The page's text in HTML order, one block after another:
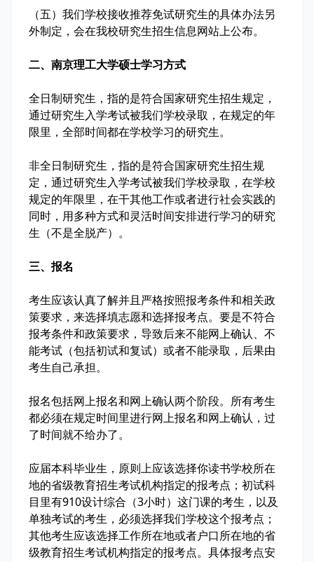
（五）我们学校接收推荐免试研究生的具体办法另
外制定，会在我校研究生招生信息网站上公布。
二、南京理工大学硕士学习方式
全日制研究生，指的是符合国家研究生招生规定，
通过研究生入学考试被我们学校录取，在规定的年
限里，全部时间都在学校学习的研究生。
非全日制研究生，指的是符合国家研究生招生规
定，通过研究生入学考试被我们学校录取，在学校
规定的年限里，在干其他工作或者进行社会实践的
同时，用多种方式和灵活时间安排进行学习的研究
生（不是全脱产）。
三、报名
考生应该认真了解并且严格按照报考条件和相关政
策要求，来选择填志愿和选择报考点。要是不符合
报考条件和政策要求，导致后来不能网上确认、不
能考试（包括初试和复试）或者不能录取，后果由
考生自己承担。
报名包括网上报名和网上确认两个阶段。所有考生
都必须在规定时间里进行网上报名和网上确认，过
了时间就不给办了。
应届本科毕业生，原则上应该选择你读书学校所在
地的省级教育招生考试机构指定的报考点；初试科
目里有910设计综合（3小时）这门课的考生，以及
单独考试的考生，必须选择我们学校这个报考点；
其他考生应该选择工作所在地或者户口所在地的省
级教育招生考试机构指定的报考点。具体报考点安